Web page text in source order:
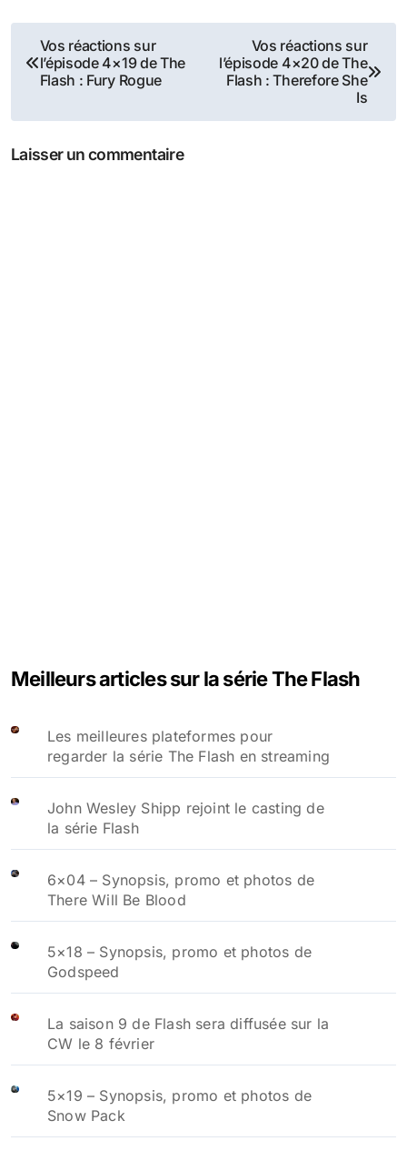
Navigation
de
l’article
Vos réactions sur
l’épisode 4×19 de The
Flash : Fury Rogue
Vos réactions sur
l’épisode 4×20 de The
Flash : Therefore She
Is
Laisser un commentaire
Meilleurs articles sur la série The Flash
Les meilleures plateformes pour
regarder la série The Flash en streaming
John Wesley Shipp rejoint le casting de
la série Flash
6×04 – Synopsis, promo et photos de
There Will Be Blood
5×18 – Synopsis, promo et photos de
Godspeed
La saison 9 de Flash sera diffusée sur la
CW le 8 février
5×19 – Synopsis, promo et photos de
Snow Pack